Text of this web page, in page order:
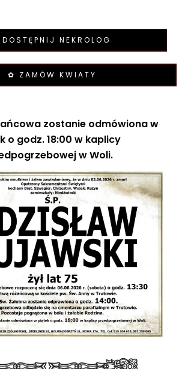
NEKROLOG
✿ ZAMÓW KWIATY
zostanie odmówiona w
o godz. 18:00 w kaplicy
w Woli.